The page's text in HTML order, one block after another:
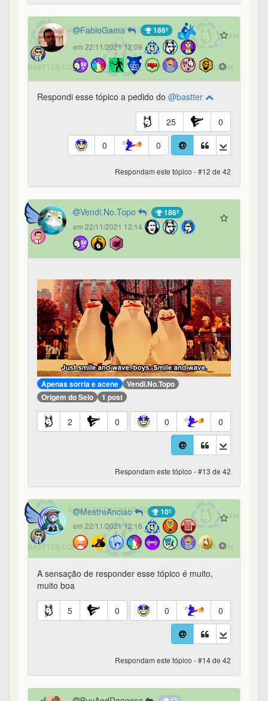
FabioGama 186º
em 22/11/2021 12:09
Respondi esse tópico a pedido do @bastter
25
0
0
0
Respondam este tópico - #12 de 42
Vendi.No.Topo 186º
em 22/11/2021 12:14
Apenas sorria e acene
Vendi.No.Topo
Origem do Selo
1 post
2 0 0 0
Respondam este tópico - #13 de 42
MestreAnciao 10º
em 22/11/2021 12:16
A sensação de responder esse tópico é muito,
muito boa
5 0 0 0
Respondam este tópico - #14 de 42